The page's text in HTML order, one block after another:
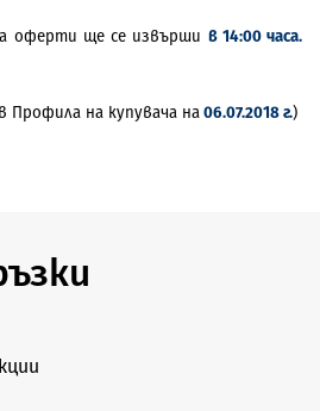
оферти ще се извърши в 14:00 часа.
Профилa на купувача на06.07.2018 г.)